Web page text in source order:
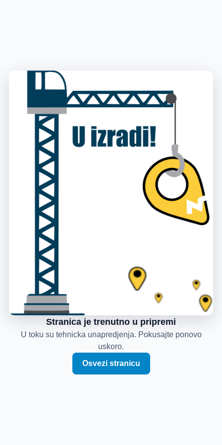
Stranica je trenutno u pripremi
U toku su tehnicka unapredjenja. Pokusajte ponovo
uskoro.
Osvezi stranicu